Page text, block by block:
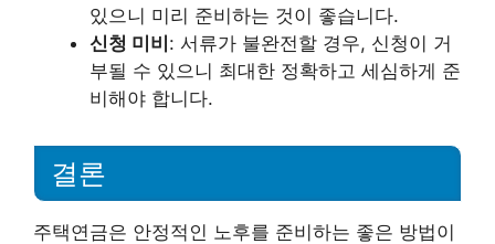
있으니 미리 준비하는 것이 좋습니다.
신청 미비 : 서류가 불완전할 경우, 신청이 거
부될 수 있으니 최대한 정확하고 세심하게 준
비해야 합니다.
결론
주택연금은 안정적인 노후를 준비하는 좋은 방법이